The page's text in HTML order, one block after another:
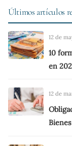
Últimos artículos
12 de
10
en
12 de